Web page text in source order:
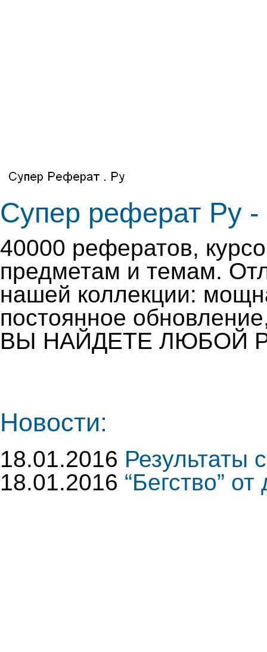
Супер реферат Ру -
40000 рефератов,
предметам и темам.
нашей коллекции:
постоянное
ВЫ НАЙДЕТЕ ЛЮБОЙ
Новости:
18.01.2016 Результаты
18.01.2016 “Бегство” от